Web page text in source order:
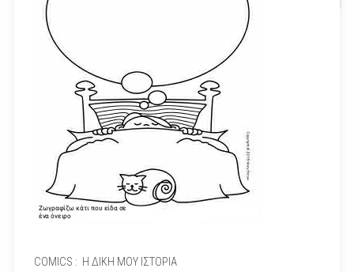
COMICS : Η ΔΙΚΗ ΜΟΥ ΙΣΤΟΡΙΑ